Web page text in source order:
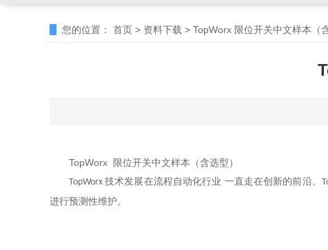
您的位置： 首页 > 资料下载 > TopWorx 限位开关中文样本（
TopWorx 限位开关中文样本（含选型）
TopWorx技术发展在流程自动化行业 一直走在创新的前沿。
进行预测性维护。